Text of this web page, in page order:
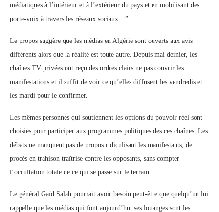
médiatiques à l’intérieur et à l’extérieur du pays et en mobilisant des
porte-voix à travers les réseaux sociaux…”.
Le propos suggère que les médias en Algérie sont ouverts aux avis
différents alors que la réalité est toute autre. Depuis mai dernier, les
chaînes TV privées ont reçu des ordres clairs ne pas couvrir les
manifestations et il suffit de voir ce qu’elles diffusent les vendredis et
les mardi pour le confirmer.
Les mêmes personnes qui soutiennent les options du pouvoir réel sont
choisies pour participer aux programmes politiques des ces chaînes. Les
débats ne manquent pas de propos ridiculisant les manifestants, de
procès en trahison traîtrise contre les opposants, sans compter
l’occultation totale de ce qui se passe sur le terrain.
Le général Gaïd Salah pourrait avoir besoin peut-être que quelqu’un lui
rappelle que les médias qui font aujourd’hui ses louanges sont les